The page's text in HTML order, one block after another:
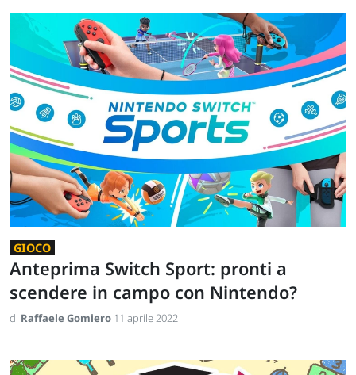
GIOCO
Anteprima Switch Sport: pronti a
scendere in campo con Nintendo?
di Raffaele Gomiero 11 aprile 2022